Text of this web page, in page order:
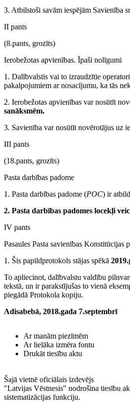
3. Atbilstoši savām iespējām Savienība
II pants
(8.pants, grozīts)
Ierobežotas apvienības. Īpaši nolīgumi
1. Dalībvalstis vai to izraudzītie
pakalpojumiem ar nosacījumu, ka tās
2. Ierobežotas apvienības var nosūtīt
sanāksmēm.
3. Savienība var nosūtīt novērotājus uz
III pants
(18.pants, grozīts)
Pasta darbības padome
1. Pasta darbības padome (POC) ir
2. Pasta darbības padomes locekļi
IV pants
Pasaules Pasta savienības Konstitūcijas
1. Šis papildprotokols stājas spēkā
To apliecinot, dalībvalstu valdību
tekstā, un ir parakstījušas to vienā
piegādā Protokola kopiju.
Adisabebā, 2018.gada 7.septembrī
Ar manām piezīmēm
Ar lielāka izmēra fontu
Drukāt tiesību aktu
Šajā vietnē oficiālais izdevējs
"Latvijas Vēstnesis" nodrošina tiesību
sistematizācijas funkciju.